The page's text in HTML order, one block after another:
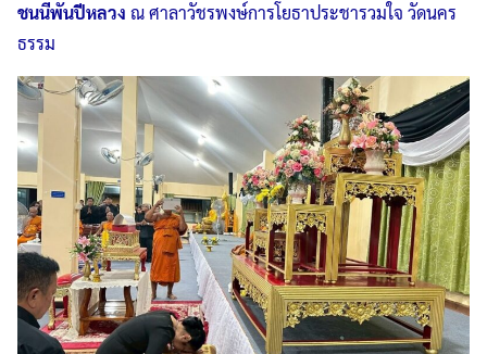
ชนนีพันปีหลวง ณ ศาลาวัชรพงษ์การโยธาประชารวมใจ วัดนคร
ธรรม